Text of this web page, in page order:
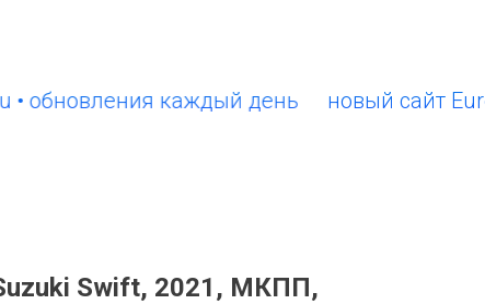
каждый день новый сайт
Swift, 2021, МКПП,